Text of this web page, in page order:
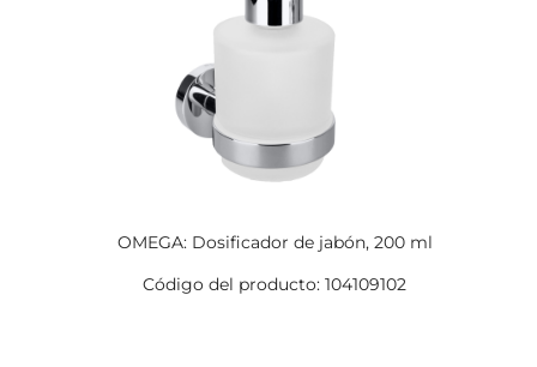
OMEGA: Dosificador de jabón, 200 ml
Código del producto: 104109102